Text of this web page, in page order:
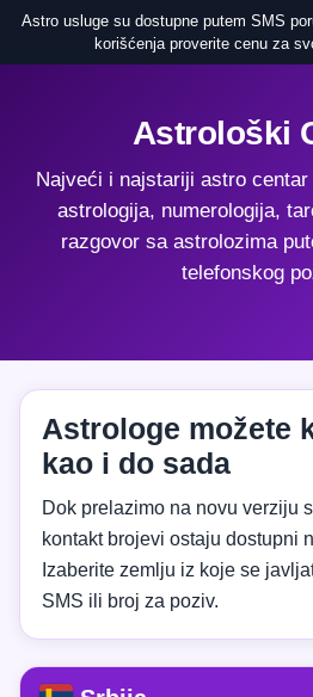
Astro usluge su dostupne putem SMS
korišćenja proverite cenu za
Astrološki
Najveći i najstariji astro
astrologija, numerologija,
razgovor sa astrolozima
telefonskog
Astrologe možete
kao i do sada
Dok prelazimo na novu verziju
kontakt brojevi ostaju dostupni
Izaberite zemlju iz koje se
SMS ili broj za poziv.